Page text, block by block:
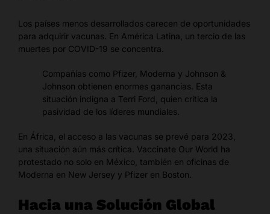
Los países menos desarrollados carecen de oportunidades
para adquirir vacunas. En América Latina, un tercio de las
muertes por COVID-19 se concentra.
Compañías como Pfizer, Moderna y Johnson &
Johnson obtienen enormes ganancias. Esta
situación indigna a Terri Ford, quien critica la
pasividad de los líderes mundiales.
En África, el acceso a las vacunas se prevé para 2023,
una situación aún más crítica. Vaccinate Our World ha
protestado no solo en México, también en oficinas de
Moderna en New Jersey y Pfizer en Boston.
Hacia una Solución Global